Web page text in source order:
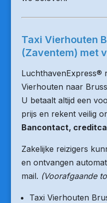
Taxi Vierhouten
(Zaventem) met
LuchthavenExpress®
Vierhouten naar
U betaalt altijd een
prijs en rekent veilig
Bancontact,
Zakelijke reizigers
en ontvangen
mail. (Voorafgaande
Taxi Vierhouten